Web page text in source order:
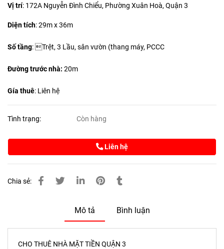
Vị trí: 172A Nguyễn Đình Chiểu, Phường Xuân Hoà, Quận 3
Diện tích:29m x 36m
Số tầng: Trệt, 3 Lầu, sân vườn (thang máy, PCCC
Đường trước nhà: 20m
Gía thuê: Liên hệ
Tình trạng: Còn hàng
Liên hệ
Chia sẻ:
Mô tả Bình luận
CHO THUÊ NHÀ MẶT TIỀN QUẬN 3